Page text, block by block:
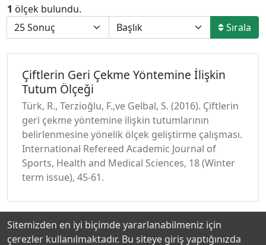
1 ölçek bulundu.
Sırala
Çiftlerin Geri Çekme Yöntemine İlişkin
Tutum Ölçeği
Türk, R., Terzioğlu, F.,ve Gelbal, S. (2016). Çiftlerin
geri çekme yöntemine ilişkin tutumlarının
belirlenmesine yönelik ölçek geliştirme çalışması.
International Refereed Academic Journal of
Sports, Health and Medical Sciences, 18 (Winter
term issue), 45-61.
Sitemizden en iyi biçimde yararlanabilmeniz için
çerezler kullanılmaktadır. Bu siteye giriş yaptığınızda